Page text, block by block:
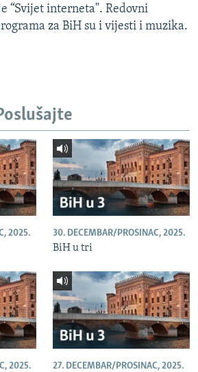
U BIH
“Svijet interneta". Redovni
za BiH su i vijesti i muzika.
2025. 30. DECEMBAR/PROSINAC, 2025.
BiH u tri
2025. 27. DECEMBAR/PROSINAC, 2025.